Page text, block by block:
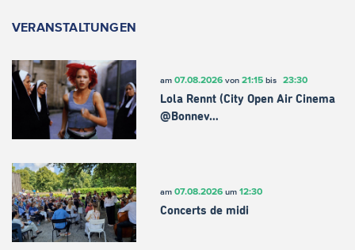
VERANSTALTUNGEN
am 07.08.2026von 21:15bis 23:30
Lola Rennt (City Open Air Cinema
@Bonnev…
am 07.08.2026um 12:30
Concerts de midi